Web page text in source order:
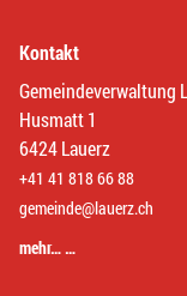
Kontakt
Gemeindeverwaltung
Husmatt 1
6424 Lauerz
+41 41 818 66 88
gemeinde@lauerz.ch
mehr… …